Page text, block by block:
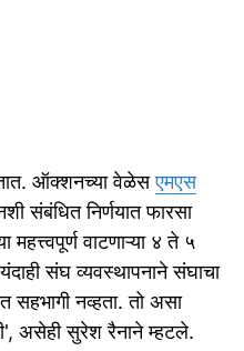
ऑक्शनच्या वेळेसएमएस
संबंधित निर्णयात फारसा
महत्त्वपूर्ण वाटणाऱ्या ४ ते ५
संघ व्यवस्थापनाने संघाचा
सहभागी नव्हता. तो असा
असेही सुरेश रैनाने म्हटले.